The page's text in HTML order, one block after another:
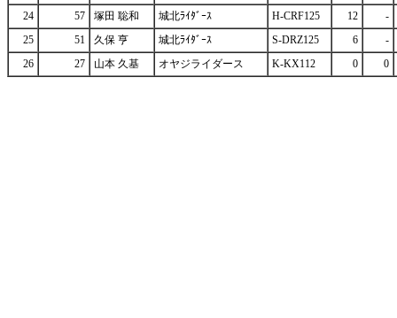
24
57 塚田 聡和 城北ﾗｲﾀﾞｰｽ H-CRF125 12
-
25
51 久保 亨 城北ﾗｲﾀﾞｰｽ S-DRZ125 6
-
26
27 山本 久基 オヤジライダース K-KX112 0 0